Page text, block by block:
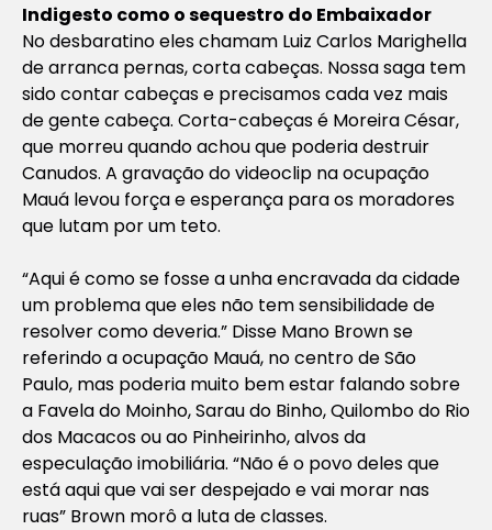
Indigesto como o sequestro do Embaixador
No desbaratino eles chamam Luiz Carlos Marighella
de arranca pernas, corta cabeças. Nossa saga tem
sido contar cabeças e precisamos cada vez mais
de gente cabeça. Corta-cabeças é Moreira César,
que morreu quando achou que poderia destruir
Canudos. A gravação do videoclip na ocupação
Mauá levou força e esperança para os moradores
que lutam por um teto.
“Aqui é como se fosse a unha encravada da cidade
um problema que eles não tem sensibilidade de
resolver como deveria.” Disse Mano Brown se
referindo a ocupação Mauá, no centro de São
Paulo, mas poderia muito bem estar falando sobre
a Favela do Moinho, Sarau do Binho, Quilombo do Rio
dos Macacos ou ao Pinheirinho, alvos da
especulação imobiliária. “Não é o povo deles que
está aqui que vai ser despejado e vai morar nas
ruas” Brown morô a luta de classes.